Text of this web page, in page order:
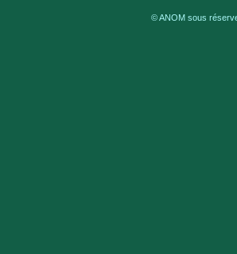
© ANOM sous